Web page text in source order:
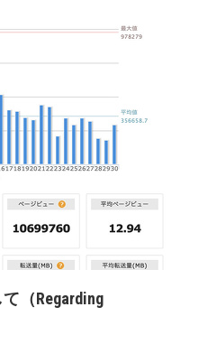
（Regarding